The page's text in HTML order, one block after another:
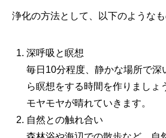
浄化の方法として、以下のようなも
深呼吸と瞑想
毎日10分程度、静かな場所で深
ら瞑想をする時間を作りましょ
モヤモヤが晴れていきます。
自然との触れ合い